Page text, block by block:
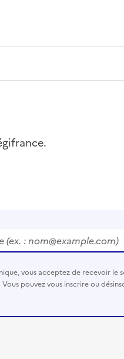
: nom@example.com
vous acceptez de recevoir le
pouvez vous inscrire ou